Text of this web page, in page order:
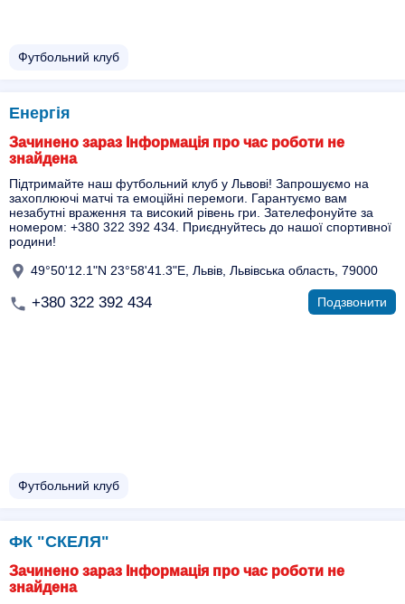
Футбольний клуб
Енергія
Зачинено зараз Інформація про час роботи не
знайдена
Підтримайте наш футбольний клуб у Львові! Запрошуємо на
захоплюючі матчі та емоційні перемоги. Гарантуємо вам
незабутні враження та високий рівень гри. Зателефонуйте за
номером: +380 322 392 434. Приєднуйтесь до нашої спортивної
родини!
49°50'12.1"N 23°58'41.3"E, Львів, Львівська область, 79000
+380 322 392 434 Подзвонити
Футбольний клуб
ФК "СКЕЛЯ"
Зачинено зараз Інформація про час роботи не
знайдена